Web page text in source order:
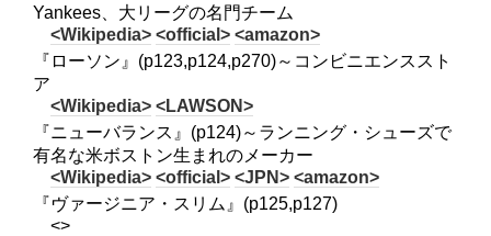
Yankees、大リーグの名門チーム
<Wikipedia> <official> <amazon>
『ローソン』(p123,p124,p270)～コンビニエンススト
ア
<Wikipedia> <LAWSON>
『ニューバランス』(p124)～ランニング・シューズで
有名な米ボストン生まれのメーカー
<Wikipedia> <official> <JPN> <amazon>
『ヴァージニア・スリム』(p125,p127)
<>